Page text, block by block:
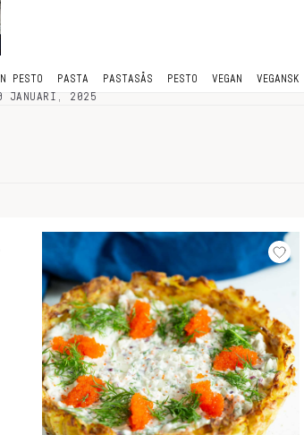
PESTO PASTA PASTASÅS PESTO VEGAN VEGANSK
JANUARI, 2025